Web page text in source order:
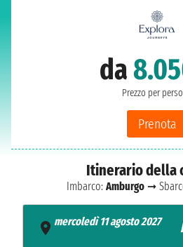
da
Prezzo per
Prenota
Itinerario della
Imbarco: Amburgo ➞
mercoledì 11 agosto 2027